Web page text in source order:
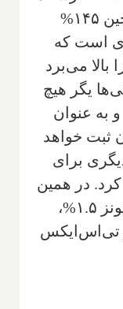
در حالیکه گمرکی آمریکا روی چین ۱۴۵%
است که
بالا می‌برد
یگر هیچ
به عنوان
ثبت خواهد
برای
کرد. در همین
راستا در بازار سهام امروز، داجونز ۱.۵%،
نزدک ۱.۸%، و تی‌اس‌ایکس